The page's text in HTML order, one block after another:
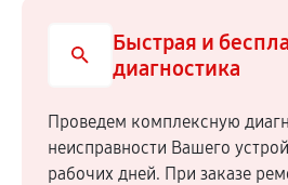
Быстрая и
диагностика
Проведем комплексную
неисправности Вашего
рабочих дней. При заказе